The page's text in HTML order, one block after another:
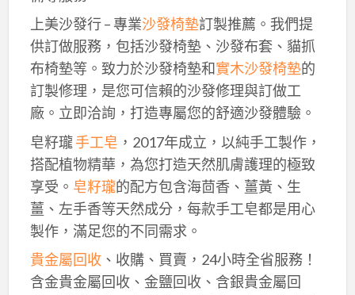
上美沙發行 – 專業沙發椅墊訂製推薦。我們提
供訂做服務，包括沙發椅墊、沙發布套、貓抓
布椅墊等。致力於沙發椅墊和實木沙發椅墊的
訂製修理，是您可信賴的沙發修理與訂做工
廠。立即洽詢，打造專屬您的舒適沙發體驗。
皂籽瓏手工皂 ，2017年成立，以純手工製作，
搭配植物精華，為您打造天然肌膚護理的極致
享受。 皂籽瓏的配方包含海茴香、薑黃、生
薑、左手香等天然成分，每款手工皂都是用心
製作，滿足您的不同需求。
貴金屬回收、收購、買賣，24小時全省服務！
含金貴金屬回收、金鹽回收、含銀貴金屬回